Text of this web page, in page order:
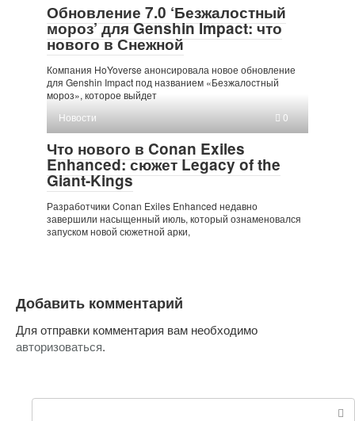
Обновление 7.0 ‘Безжалостный
мороз’ для Genshin Impact: что
нового в Снежной
Компания HoYoverse анонсировала новое обновление
для Genshin Impact под названием «Безжалостный
мороз», которое выйдет
Новости
0
Что нового в Conan Exiles
Enhanced: сюжет Legacy of the
Giant-Kings
Разработчики Conan Exiles Enhanced недавно
завершили насыщенный июль, который ознаменовался
запуском новой сюжетной арки,
Добавить комментарий
Для отправки комментария вам необходимо
авторизоваться.
Поиск: